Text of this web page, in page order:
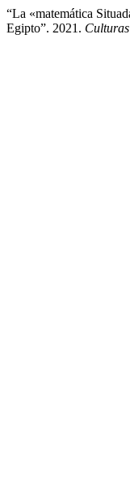
“La «matemática
Egipto”. 2021.